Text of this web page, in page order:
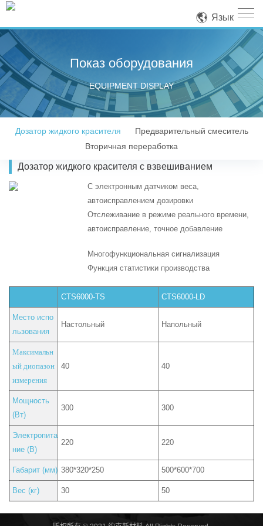
Язык
Показ оборудования
EQUIPMENT DISPLAY
Дозатор жидкого красителя
Предварительный смеситель
Вторичная переработка
Дозатор жидкого красителя с взвешиванием
С электронным датчиком веса,
автоисправлением дозировки
Отслеживание в режиме реального времени,
автоисправление, точное добавление
Многофункциональная сигнализация
Функция статистики производства
CTS6000-TS CTS6000-LD
Место испо
льзования
Настольный Напольный
Максимальн
ый диопазон
измерения
40 40
Мощность
(Вт)
300 300
Электропита
ние (В)
220 220
Габарит (мм) 380*320*250 500*600*700
Вес (кг) 30 50